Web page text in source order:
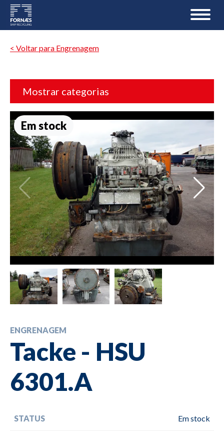
< Voltar para Engrenagem
Mostrar categorias
Em stock
ENGRENAGEM
Tacke - HSU
6301.A
STATUS Em stock